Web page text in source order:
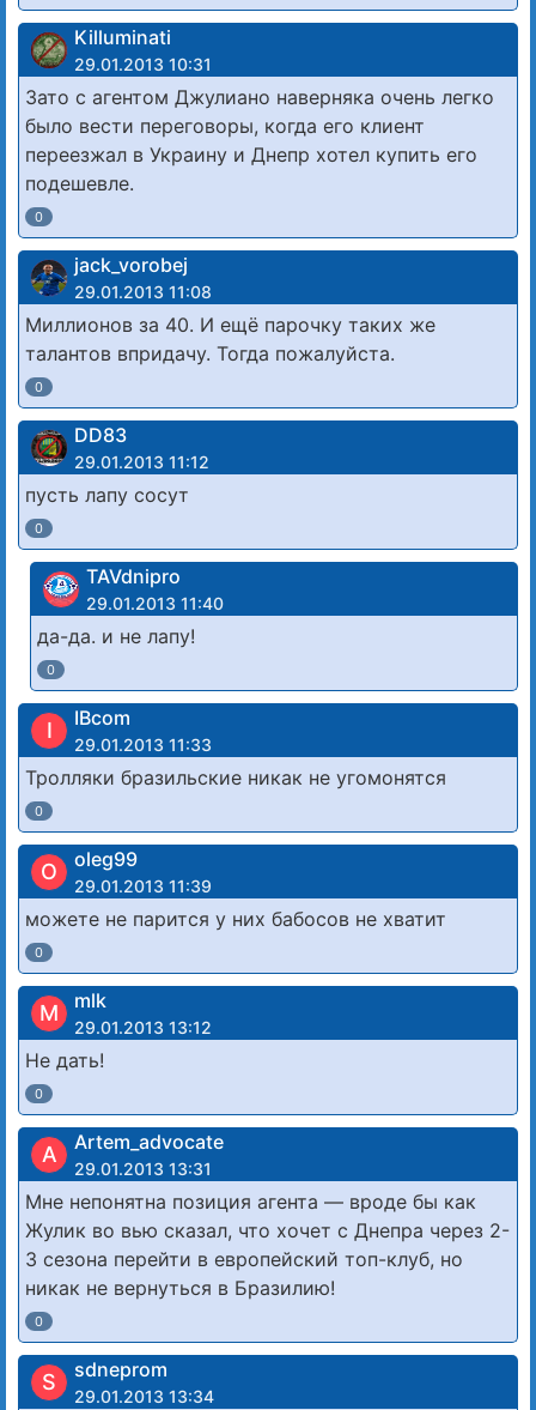
Killuminati
29.01.2013 10:31
Зато с агентом Джулиано наверняка очень легко
было вести переговоры, когда его клиент
переезжал в Украину и Днепр хотел купить его
подешевле.
0
jack_vorobej
29.01.2013 11:08
Миллионов за 40. И ещё парочку таких же
талантов впридачу. Тогда пожалуйста.
0
DD83
29.01.2013 11:12
пусть лапу сосут
0
TAVdnipro
29.01.2013 11:40
да-да. и не лапу!
0
I IBcom
29.01.2013 11:33
Тролляки бразильские никак не угомонятся
0
O oleg99
29.01.2013 11:39
можете не парится у них бабосов не хватит
0
M mlk
29.01.2013 13:12
Не дать!
0
A Artem_advocate
29.01.2013 13:31
Мне непонятна позиция агента — вроде бы как
Жулик во вью сказал, что хочет с Днепра через 2-
3 сезона перейти в европейский топ-клуб, но
никак не вернуться в Бразилию!
0
S sdneprom
29.01.2013 13:34